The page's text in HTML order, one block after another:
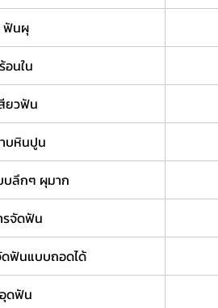
ฟันผุ
ร้อนใน
ยวฟัน
บหินปูน
ลึกๆ ผุมาก
รจัดฟัน
ดฟันแบบถอดได้
อุดฟัน